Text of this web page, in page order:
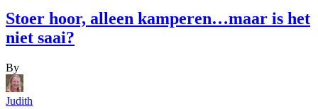
Stoer hoor, alleen kamperen…maar is het
niet saai?
By
Judith